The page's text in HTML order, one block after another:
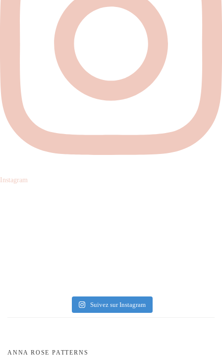
Instagram
Suivez sur Instagram
ANNA ROSE PATTERNS